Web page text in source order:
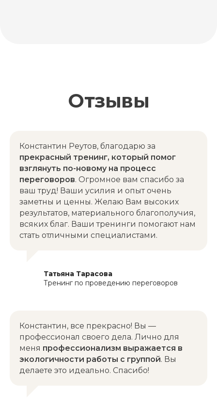
Константин Реутов, благодарю за
прекрасный тренинг, который помог
взглянуть по-новому на процесс
переговоров. Огромное вам спасибо за
ваш труд! Ваши усилия и опыт очень
заметны и ценны. Желаю Вам высоких
результатов, материального благополучия,
всяких благ. Ваши тренинги помогают нам
стать отличными специалистами.
Татьяна Тарасова
Тренинг по проведению переговоров
Константин, все прекрасно! Вы —
профессионал своего дела. Лично для
меня профессионализм выражается в
экологичности работы с группой. Вы
делаете это идеально. Спасибо!
Контакты